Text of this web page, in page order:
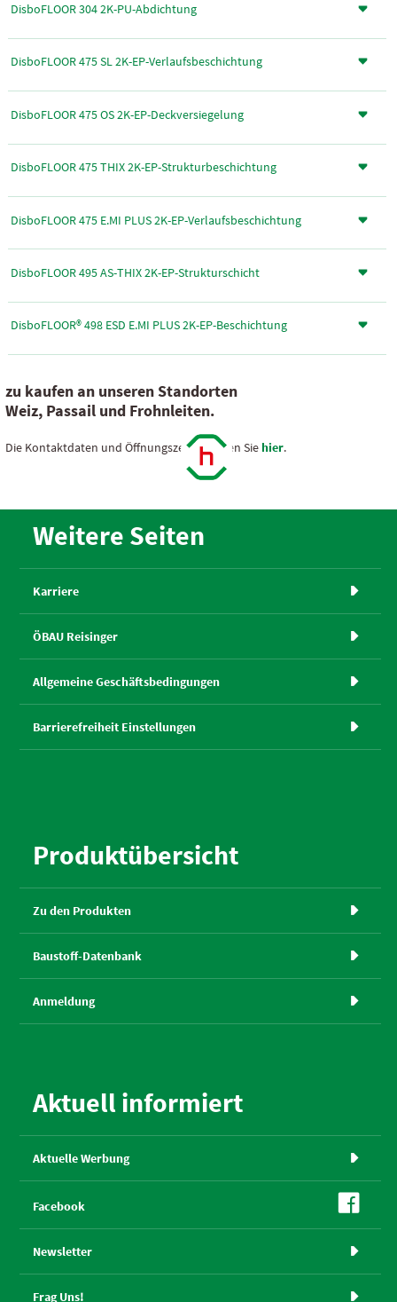
DisboFLOOR 304 2K-PU-Abdichtung
DisboFLOOR 475 SL 2K-EP-Verlaufsbeschichtung
DisboFLOOR 475 OS 2K-EP-Deckversiegelung
DisboFLOOR 475 THIX 2K-EP-Strukturbeschichtung
DisboFLOOR 475 E.MI PLUS 2K-EP-Verlaufsbeschichtung
DisboFLOOR 495 AS-THIX 2K-EP-Strukturschicht
DisboFLOOR® 498 ESD E.MI PLUS 2K-EP-Beschichtung
zu kaufen an unseren Standorten
Weiz, Passail und Frohnleiten.
Die Kontaktdaten und Öffnungszeiten finden Siehier.
Weitere Seiten
Karriere 
ÖBAU Reisinger 
Allgemeine Geschäftsbedingungen 
Barrierefreiheit Einstellungen 
Produktübersicht
Zu den Produkten 
Baustoff-Datenbank 
Anmeldung 
Aktuell informiert
Aktuelle Werbung 
Facebook 
Newsletter 
Frag Uns! 